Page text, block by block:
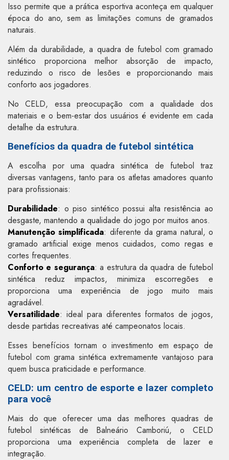
Isso permite que a prática esportiva aconteça em qualquer
época do ano, sem as limitações comuns de gramados
naturais.
Além da durabilidade, a quadra de futebol com gramado
sintético proporciona melhor absorção de impacto,
reduzindo o risco de lesões e proporcionando mais
conforto aos jogadores.
No CELD, essa preocupação com a qualidade dos
materiais e o bem-estar dos usuários é evidente em cada
detalhe da estrutura.
Benefícios da quadra de futebol sintética
A escolha por uma quadra sintética de futebol traz
diversas vantagens, tanto para os atletas amadores quanto
para profissionais:
Durabilidade: o piso sintético possui alta resistência ao
desgaste, mantendo a qualidade do jogo por muitos anos.
Manutenção simplificada: diferente da grama natural, o
gramado artificial exige menos cuidados, como regas e
cortes frequentes.
Conforto e segurança: a estrutura da quadra de futebol
sintética reduz impactos, minimiza escorregões e
proporciona uma experiência de jogo muito mais
agradável.
Versatilidade: ideal para diferentes formatos de jogos,
desde partidas recreativas até campeonatos locais.
Esses benefícios tornam o investimento em espaço de
futebol com grama sintética extremamente vantajoso para
quem busca praticidade e performance.
CELD: um centro de esporte e lazer completo
para você
Mais do que oferecer uma das melhores quadras de
futebol sintéticas de Balneário Camboriú, o CELD
proporciona uma experiência completa de lazer e
integração.